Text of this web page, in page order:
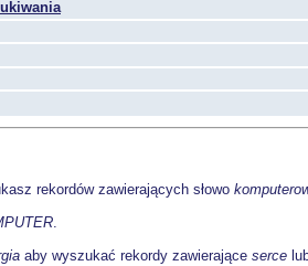
rekordów zawierających słowo
aby wyszukać rekordy zawierające serce